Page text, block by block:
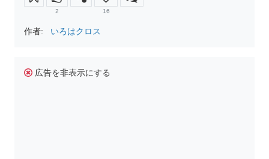
2 16
作者: いろはクロス
広告を非表示にする